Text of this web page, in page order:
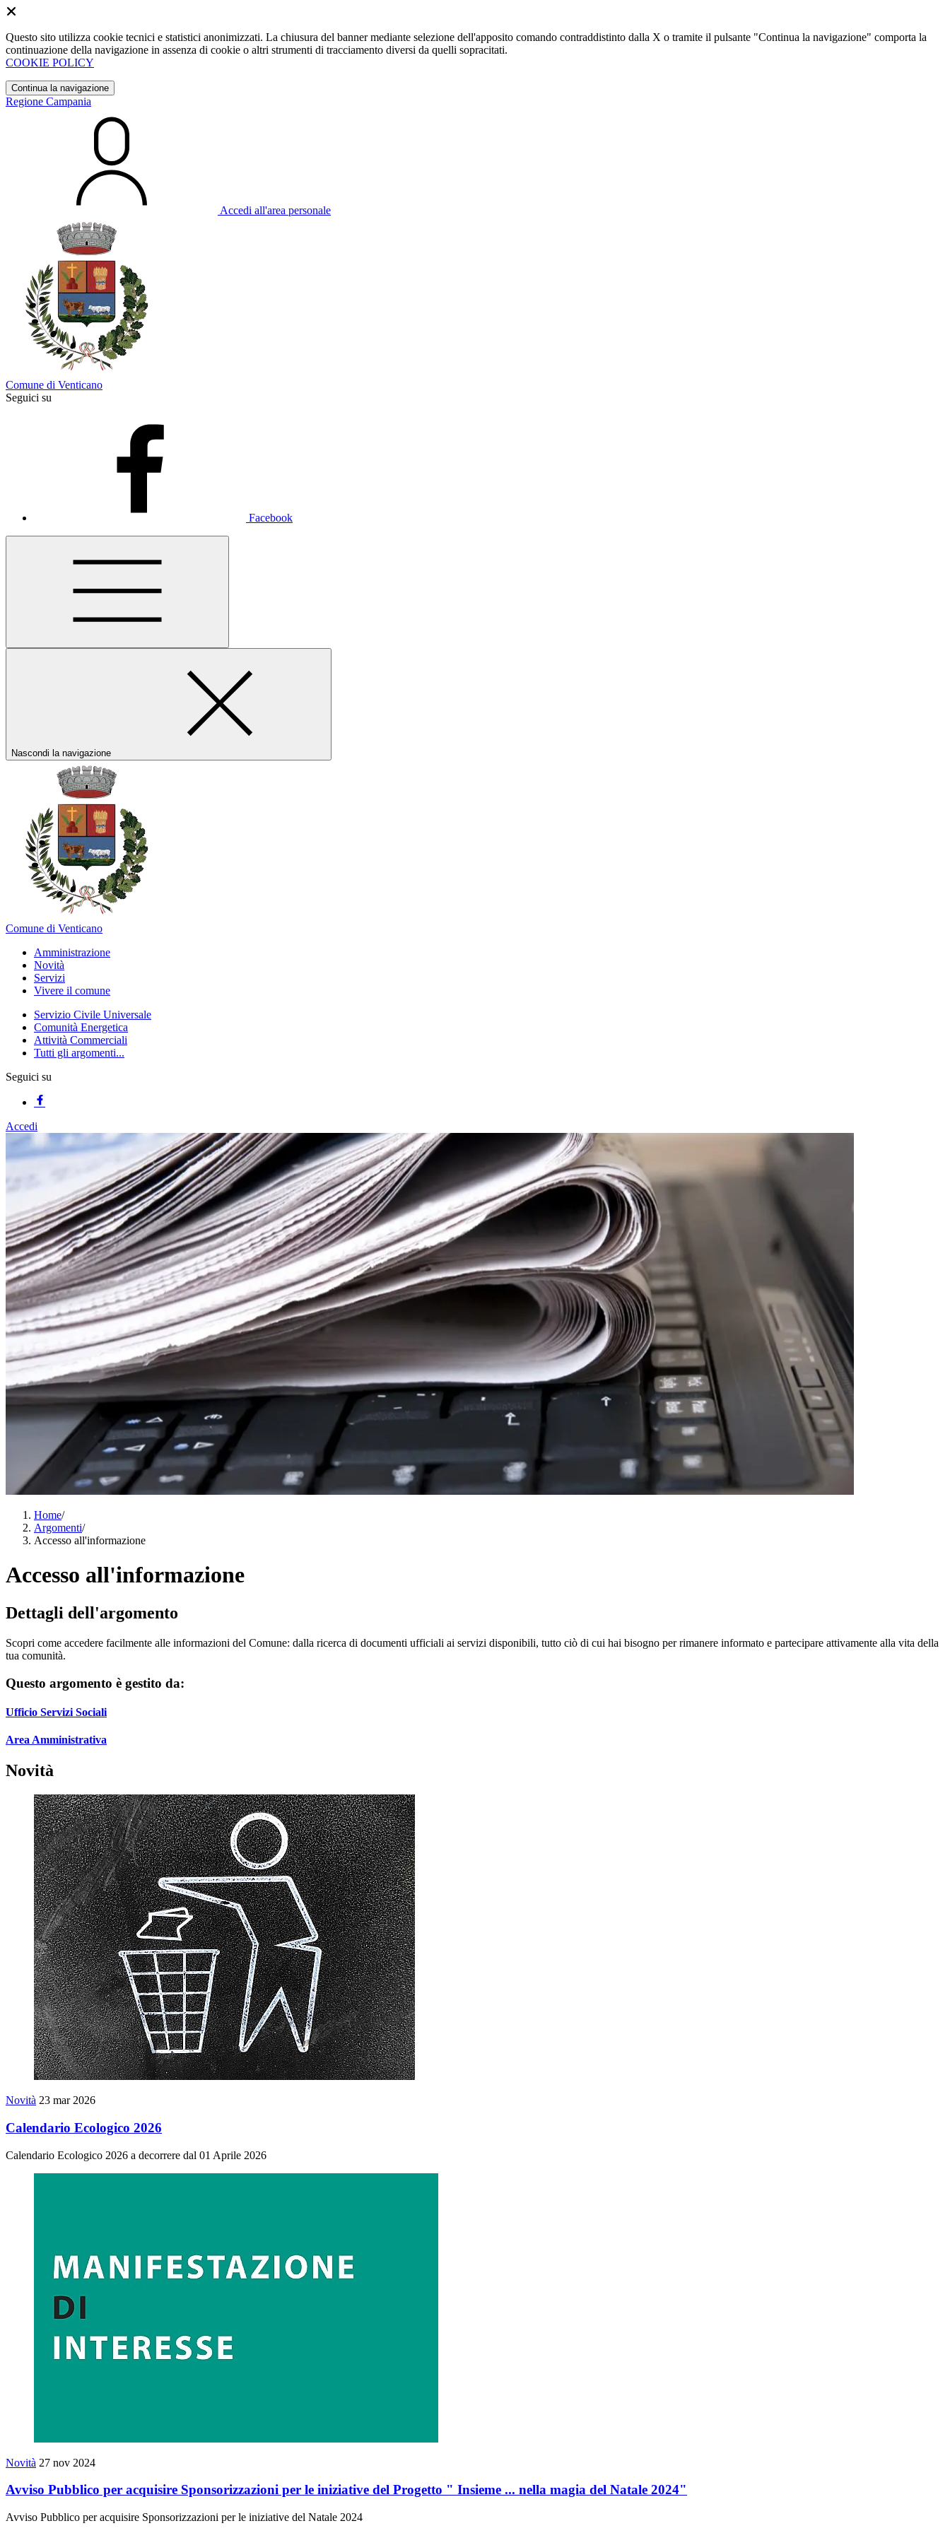
Questo sito utilizza cookie tecnici e statistici anonimizzati. La chiusura del banner mediante selezione dell'apposito comando contraddistinto dalla X o tramite il pulsante "Continua la navigazione" comporta la
continuazione della navigazione in assenza di cookie o altri strumenti di tracciamento diversi da quelli sopracitati.
COOKIE POLICY
Continua la navigazione
Regione Campania
Accedi all'area personale
Comune di Venticano
Seguici su
Facebook
Nascondi la navigazione
Comune di Venticano
Amministrazione
Novità
Servizi
Vivere il comune
Servizio Civile Universale
Comunità Energetica
Attività Commerciali
Tutti gli argomenti...
Seguici su
Accedi
Home/
Argomenti/
Accesso all'informazione
Accesso all'informazione
Dettagli dell'argomento
Scopri come accedere facilmente alle informazioni del Comune: dalla ricerca di documenti ufficiali ai servizi disponibili, tutto ciò di cui hai bisogno per rimanere informato e partecipare attivamente alla vita della
tua comunità.
Questo argomento è gestito da:
Ufficio Servizi Sociali
Area Amministrativa
Novità
Novità 23 mar 2026
Calendario Ecologico 2026
Calendario Ecologico 2026 a decorrere dal 01 Aprile 2026
Novità 27 nov 2024
Avviso Pubblico per acquisire Sponsorizzazioni per le iniziative del Progetto " Insieme ... nella magia del Natale 2024"
Avviso Pubblico per acquisire Sponsorizzazioni per le iniziative del Natale 2024